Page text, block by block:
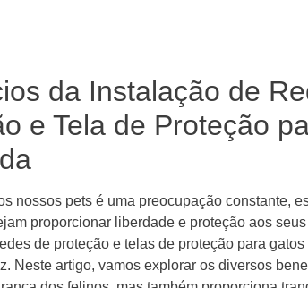
da Instalação de
e Tela de Proteção
nossos pets é uma preocupação constante,
proporcionar liberdade e proteção aos
de proteção e telas de proteção para
Neste artigo, vamos explorar os diversos